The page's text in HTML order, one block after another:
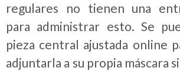
regulares no tienen una
para administrar esto. Se
pieza central ajustada online
adjuntarla a su propia máscara